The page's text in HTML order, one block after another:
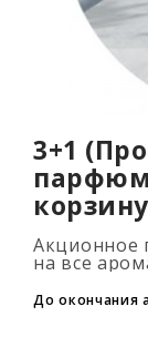
3+1
Акционное
на все
9+3) Для
До окончания